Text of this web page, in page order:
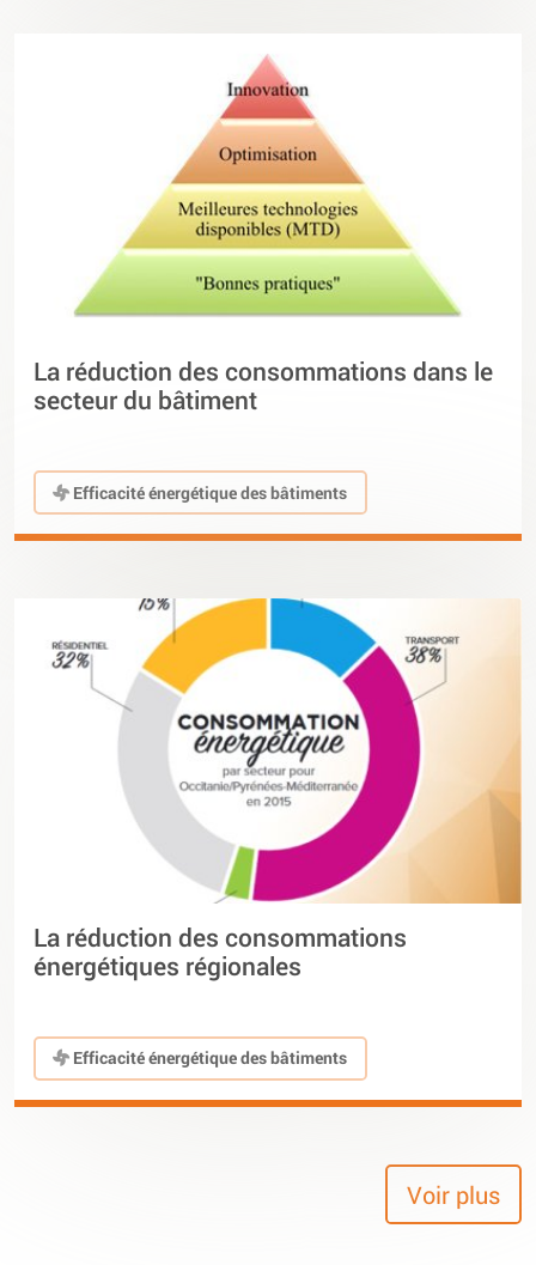
La réduction des consommations dans le
secteur du bâtiment
Efficacité énergétique des bâtiments
La réduction des consommations
énergétiques régionales
Efficacité énergétique des bâtiments
Voir plus